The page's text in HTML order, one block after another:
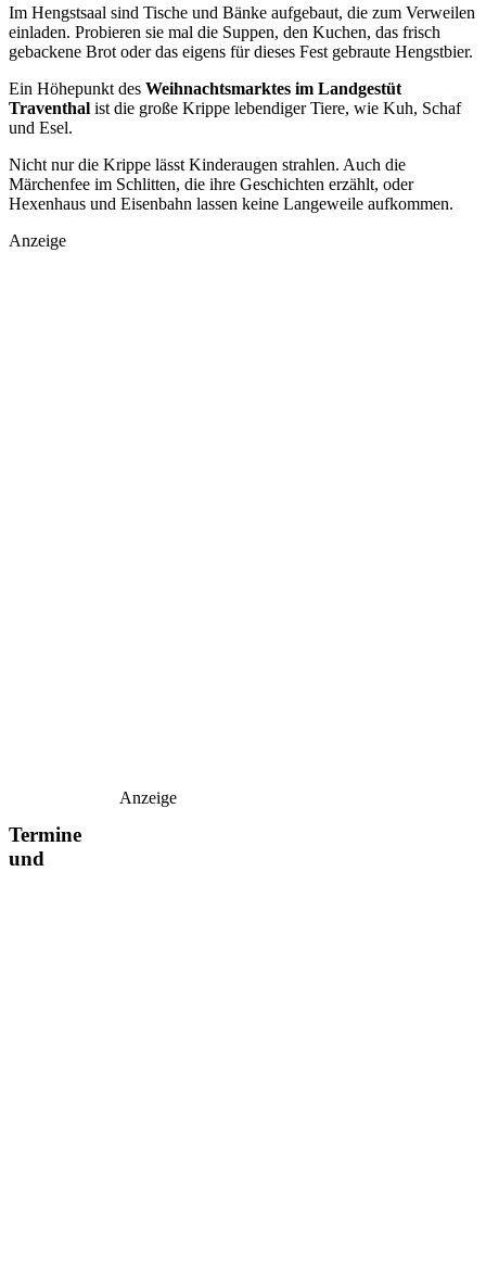
Im Hengstsaal sind Tische und Bänke aufgebaut, die zum Verweilen
einladen. Probieren sie mal die Suppen, den Kuchen, das frisch
gebackene Brot oder das eigens für dieses Fest gebraute Hengstbier.
Ein Höhepunkt des Weihnachtsmarktes im Landgestüt
Traventhal ist die große Krippe lebendiger Tiere, wie Kuh, Schaf
und Esel.
Nicht nur die Krippe lässt Kinderaugen strahlen. Auch die
Märchenfee im Schlitten, die ihre Geschichten erzählt, oder
Hexenhaus und Eisenbahn lassen keine Langeweile aufkommen.
Anzeige
Anzeige
Termine
und